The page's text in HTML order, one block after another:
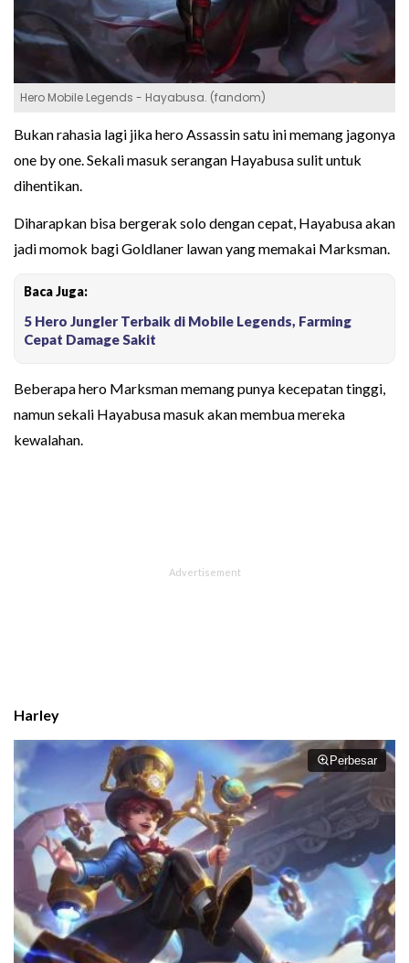
Hero Mobile Legends - Hayabusa. (fandom)
Bukan rahasia lagi jika hero Assassin satu ini memang jagonya
one by one. Sekali masuk serangan Hayabusa sulit untuk
dihentikan.
Diharapkan bisa bergerak solo dengan cepat, Hayabusa akan
jadi momok bagi Goldlaner lawan yang memakai Marksman.
Baca Juga:
5 Hero Jungler Terbaik di Mobile Legends, Farming
Cepat Damage Sakit
Beberapa hero Marksman memang punya kecepatan tinggi,
namun sekali Hayabusa masuk akan membua mereka
kewalahan.
Harley
Perbesar